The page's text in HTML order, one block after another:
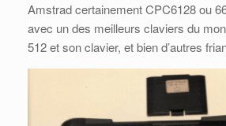
Amstrad certainement CPC6128 ou
avec un des meilleurs claviers du
512 et son clavier, et bien d’autres